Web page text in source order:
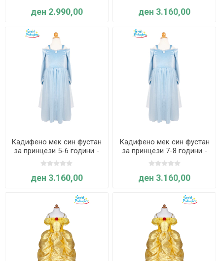
ден 2.990,00 ден 3.160,00
Кадифено мек син фустан
за принцези 5-6 години -
Great Pretenders
ден 3.160,00
Кадифено мек син фустан
за принцези 7-8 години -
Great Pretenders
ден 3.160,00